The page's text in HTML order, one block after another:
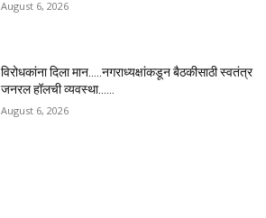
August 6, 2026
विरोधकांना दिला मान…..नगराध्यक्षांकडून बैठकीसाठी स्वतंत्र
जनरल हॉलची व्यवस्था……
August 6, 2026